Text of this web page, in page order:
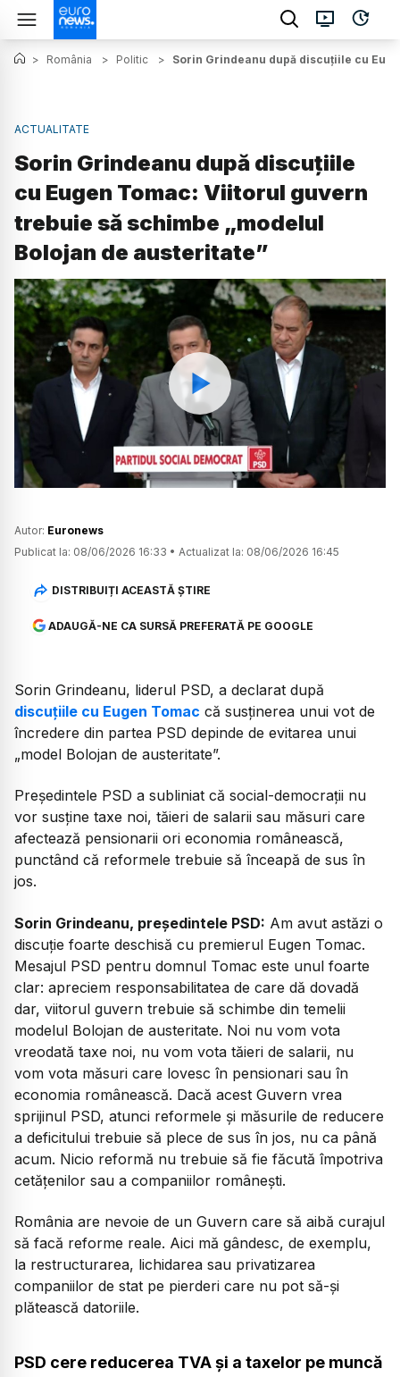
> România > Politic > Sorin Grindeanu după discuțiile cu
ACTUALITATE
Sorin Grindeanu după discuțiile
cu Eugen Tomac: Viitorul guvern
trebuie să schimbe „modelul
Bolojan de austeritate”
Watch
Autor: Euronews
Publicat la: 08/06/2026 16:33 • Actualizat la: 08/06/2026 16:45
DISTRIBUIȚI ACEASTĂ ȘTIRE
ADAUGĂ-NE CA SURSĂ PREFERATĂ PE GOOGLE
Sorin Grindeanu, liderul PSD, a declarat după
discuțiile cu Eugen Tomac că susținerea unui vot de
încredere din partea PSD depinde de evitarea unui
„model Bolojan de austeritate”.
Președintele PSD a subliniat că social-democrații nu
vor susține taxe noi, tăieri de salarii sau măsuri care
afectează pensionarii ori economia românească,
punctând că reformele trebuie să înceapă de sus în
jos.
Sorin Grindeanu, președintele PSD: Am avut astăzi o
discuție foarte deschisă cu premierul Eugen Tomac.
Mesajul PSD pentru domnul Tomac este unul foarte
clar: apreciem responsabilitatea de care dă dovadă
dar, viitorul guvern trebuie să schimbe din temelii
modelul Bolojan de austeritate. Noi nu vom vota
vreodată taxe noi, nu vom vota tăieri de salarii, nu
vom vota măsuri care lovesc în pensionari sau în
economia românească. Dacă acest Guvern vrea
sprijinul PSD, atunci reformele și măsurile de reducere
a deficitului trebuie să plece de sus în jos, nu ca până
acum. Nicio reformă nu trebuie să fie făcută împotriva
cetățenilor sau a companiilor românești.
România are nevoie de un Guvern care să aibă curajul
să facă reforme reale. Aici mă gândesc, de exemplu,
la restructurarea, lichidarea sau privatizarea
companiilor de stat pe pierderi care nu pot să-și
plătească datoriile.
PSD cere reducerea TVA și a taxelor pe muncă